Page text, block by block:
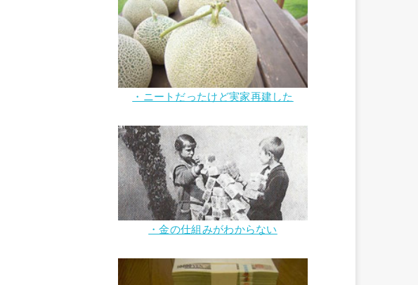
・ニートだったけど実家再建した
・金の仕組みがわからない